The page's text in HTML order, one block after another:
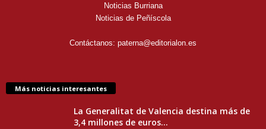
Noticias Burriana
Noticias de Peñíscola
Contáctanos: paterna@editorialon.es
Más noticias interesantes
La Generalitat de Valencia destina más de
3,4 millones de euros...